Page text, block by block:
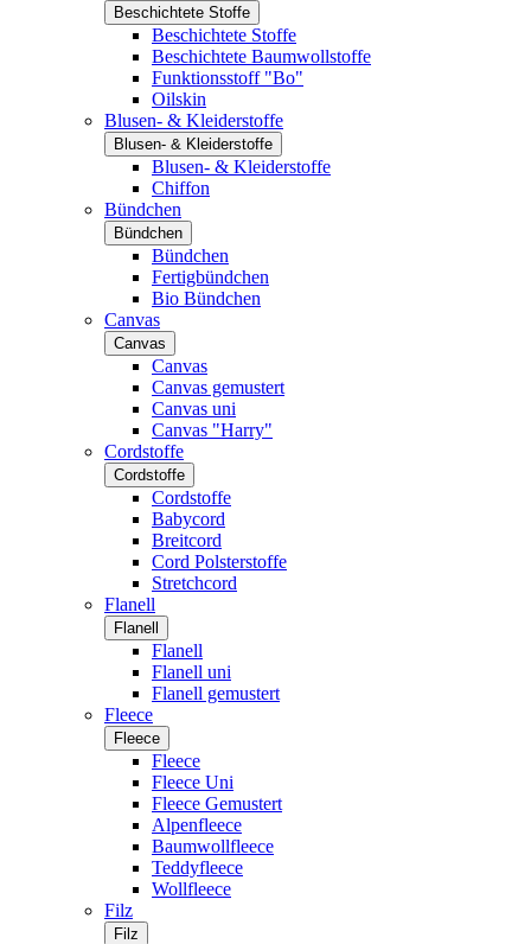
Beschichtete Stoffe
Beschichtete Stoffe
Beschichtete Baumwollstoffe
Funktionsstoff "Bo"
Oilskin
Blusen- & Kleiderstoffe
Blusen- & Kleiderstoffe
Blusen- & Kleiderstoffe
Chiffon
Bündchen
Bündchen
Bündchen
Fertigbündchen
Bio Bündchen
Canvas
Canvas
Canvas
Canvas gemustert
Canvas uni
Canvas "Harry"
Cordstoffe
Cordstoffe
Cordstoffe
Babycord
Breitcord
Cord Polsterstoffe
Stretchcord
Flanell
Flanell
Flanell
Flanell uni
Flanell gemustert
Fleece
Fleece
Fleece
Fleece Uni
Fleece Gemustert
Alpenfleece
Baumwollfleece
Teddyfleece
Wollfleece
Filz
Filz